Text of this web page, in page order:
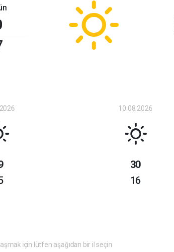
10.08.2026
30
16
için lütfen aşağıdan bir il seçin